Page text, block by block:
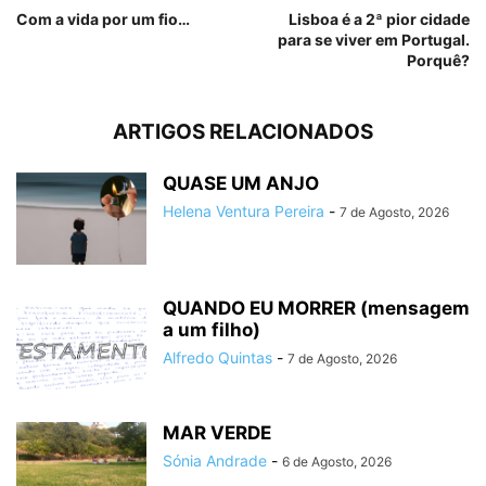
Com a vida por um fio…
Lisboa é a 2ª pior cidade
para se viver em Portugal.
Porquê?
ARTIGOS RELACIONADOS
QUASE UM ANJO
Helena Ventura Pereira - 7 de Agosto, 2026
QUANDO EU MORRER (mensagem
a um filho)
Alfredo Quintas - 7 de Agosto, 2026
MAR VERDE
Sónia Andrade - 6 de Agosto, 2026